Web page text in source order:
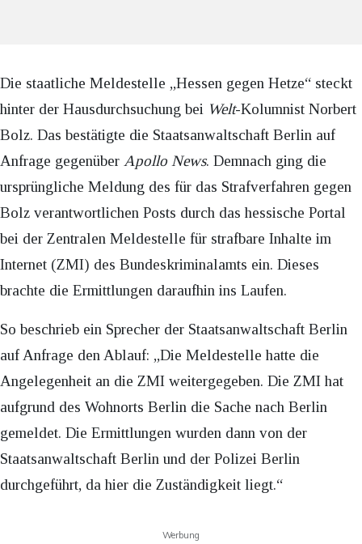
Die staatliche Meldestelle „Hessen gegen Hetze“ steckt
hinter der Hausdurchsuchung bei Welt-Kolumnist Norbert
Bolz. Das bestätigte die Staatsanwaltschaft Berlin auf
Anfrage gegenüber Apollo News. Demnach ging die
ursprüngliche Meldung des für das Strafverfahren gegen
Bolz verantwortlichen Posts durch das hessische Portal
bei der Zentralen Meldestelle für strafbare Inhalte im
Internet (ZMI) des Bundeskriminalamts ein. Dieses
brachte die Ermittlungen daraufhin ins Laufen.
So beschrieb ein Sprecher der Staatsanwaltschaft Berlin
auf Anfrage den Ablauf: „Die Meldestelle hatte die
Angelegenheit an die ZMI weitergegeben. Die ZMI hat
aufgrund des Wohnorts Berlin die Sache nach Berlin
gemeldet. Die Ermittlungen wurden dann von der
Staatsanwaltschaft Berlin und der Polizei Berlin
durchgeführt, da hier die Zuständigkeit liegt.“
Werbung